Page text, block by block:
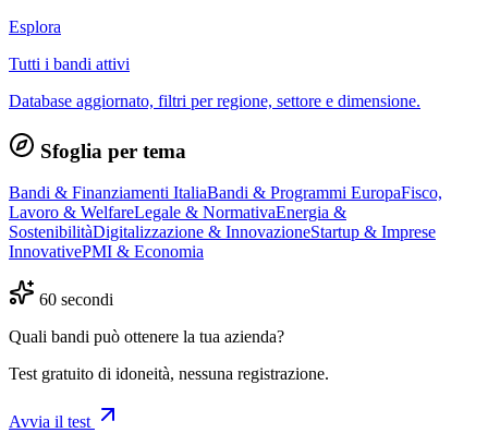
Esplora
Tutti i bandi attivi
Database aggiornato, filtri per regione, settore e dimensione.
Sfoglia per tema
Bandi & Finanziamenti ItaliaBandi & Programmi EuropaFisco,
Lavoro & WelfareLegale & NormativaEnergia &
SostenibilitàDigitalizzazione & InnovazioneStartup & Imprese
InnovativePMI & Economia
60 secondi
Quali bandi può ottenere la tua azienda?
Test gratuito di idoneità, nessuna registrazione.
Avvia il test